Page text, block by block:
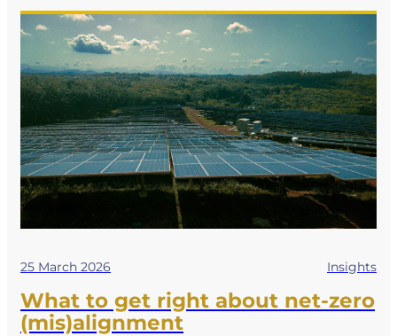
25 March 2026 Insights
What to get right about net-zero
(mis)alignment